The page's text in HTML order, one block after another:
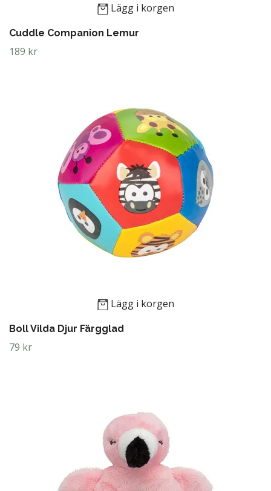
Lägg i korgen
Cuddle Companion Lemur
189 kr
Lägg i korgen
Boll Vilda Djur Färgglad
79 kr